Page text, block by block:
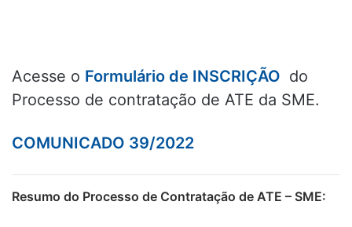
Acesse o Formulário de INSCRIÇÃO do
Processo de contratação de ATE da SME.
COMUNICADO 39/2022
Resumo do Processo de Contratação de ATE – SME: